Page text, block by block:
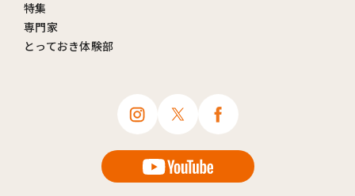
特集
専門家
とっておき体験部